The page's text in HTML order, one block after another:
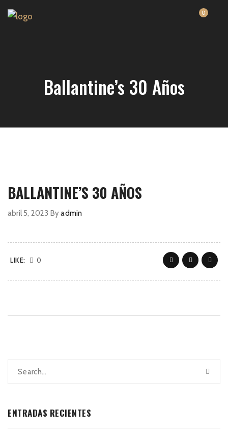
0
Ballantine’s 30 Años
BALLANTINE’S 30 AÑOS
abril 5, 2023 Byadmin
LIKE: 0
ENTRADAS RECIENTES